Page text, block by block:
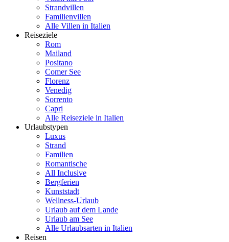
Strandvillen
Familienvillen
Alle Villen in Italien
Reiseziele
Rom
Mailand
Positano
Comer See
Florenz
Venedig
Sorrento
Capri
Alle Reiseziele in Italien
Urlaubstypen
Luxus
Strand
Familien
Romantische
All Inclusive
Bergferien
Kunststadt
Wellness-Urlaub
Urlaub auf dem Lande
Urlaub am See
Alle Urlaubsarten in Italien
Reisen